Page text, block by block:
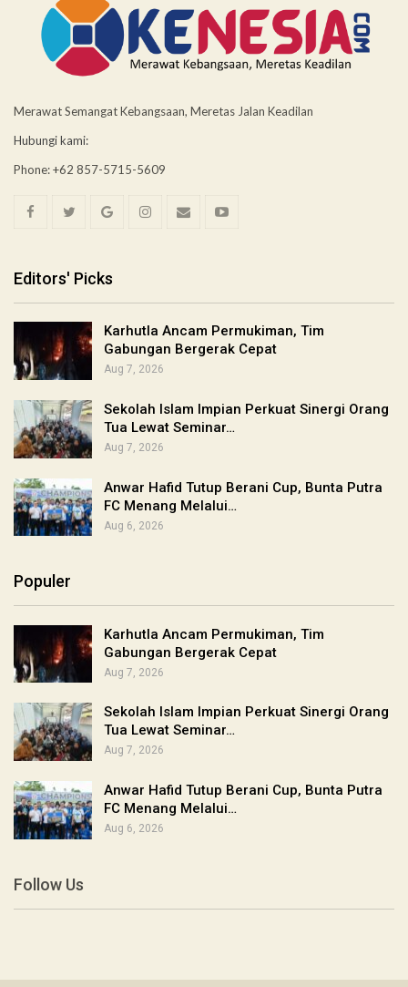
Merawat Semangat Kebangsaan, Meretas Jalan Keadilan
Hubungi kami:
Phone: +62 857-5715-5609
Editors' Picks
Karhutla Ancam Permukiman, Tim
Gabungan Bergerak Cepat
Aug 7, 2026
Sekolah Islam Impian Perkuat Sinergi Orang
Tua Lewat Seminar…
Aug 7, 2026
Anwar Hafid Tutup Berani Cup, Bunta Putra
FC Menang Melalui…
Aug 6, 2026
Populer
Karhutla Ancam Permukiman, Tim
Gabungan Bergerak Cepat
Aug 7, 2026
Sekolah Islam Impian Perkuat Sinergi Orang
Tua Lewat Seminar…
Aug 7, 2026
Anwar Hafid Tutup Berani Cup, Bunta Putra
FC Menang Melalui…
Aug 6, 2026
Follow Us